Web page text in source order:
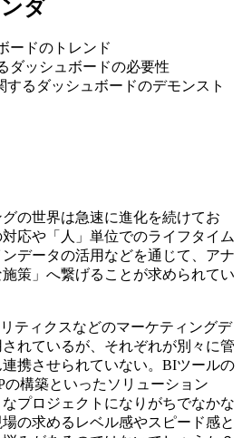
ダ
ードのトレンド
ダッシュボードの必要性
するダッシュボードのデモンスト
の世界は急速に進化を続けてお
応や「人」単位でのライフタイム
データの活用などを通じて、アナ
策」へ繋げることが求められてい
ティクスなどのマーケティングデ
れているが、それぞれが別々に管
携させられていない。BIツールの
構築といったソリューション
プロジェクトになりがちでなかな
の求めるレベル感やスピード感と